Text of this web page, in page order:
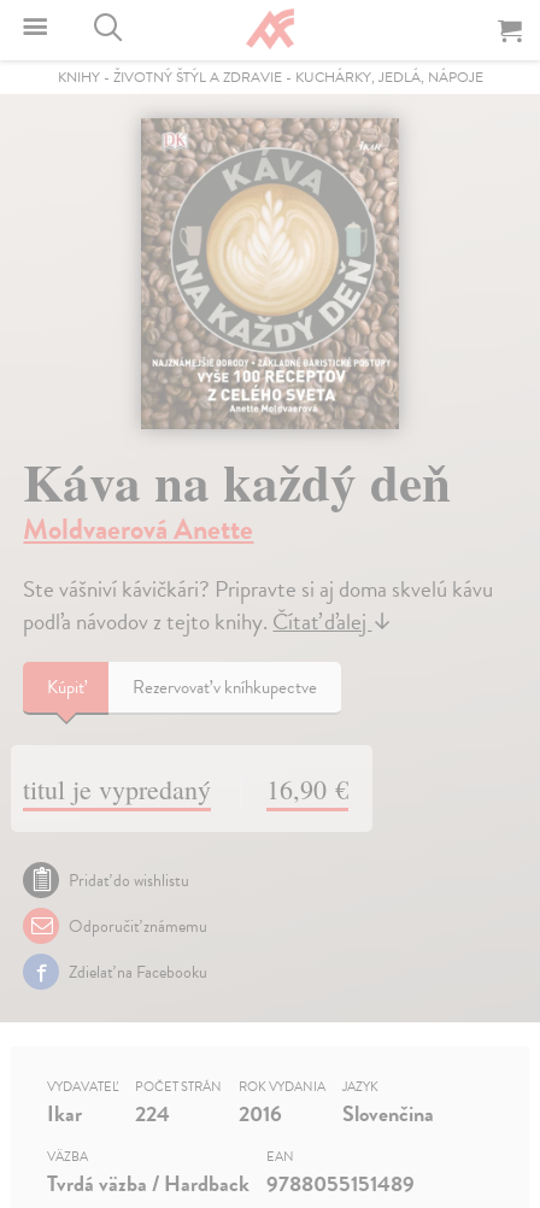
KNIHY- ŽIVOTNÝ ŠTÝL A ZDRAVIE- KUCHÁRKY, JEDLÁ, NÁPOJE
Káva na každý deň
Moldvaerová Anette
Ste vášniví kávičkári? Pripravte si aj doma skvelú kávu
podľa návodov z tejto knihy.Čítať ďalej↓
Kúpiť Rezervovať v kníhkupectve
titul je vypredaný 16,90 €
Pridať do wishlistu
Odporučiť známemu
Zdielať na Facebooku
VYDAVATEĽ
Ikar
POČET STRÁN
224
ROK VYDANIA
2016
JAZYK
Slovenčina
VÄZBA
Tvrdá väzba / Hardback
EAN
9788055151489